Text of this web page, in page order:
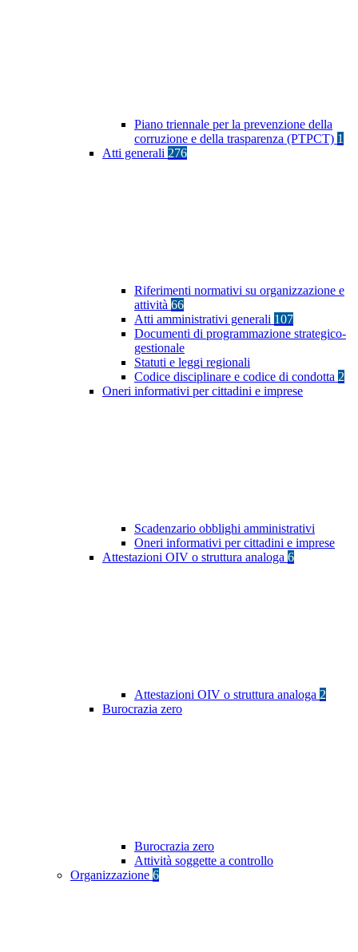
Piano triennale per la prevenzione della
corruzione e della trasparenza (PTPCT) 1
Atti generali 276
Riferimenti normativi su organizzazione e
attività 66
Atti amministrativi generali 107
Documenti di programmazione strategico-
gestionale
Statuti e leggi regionali
Codice disciplinare e codice di condotta 2
Oneri informativi per cittadini e imprese
Scadenzario obblighi amministrativi
Oneri informativi per cittadini e imprese
Attestazioni OIV o struttura analoga 6
Attestazioni OIV o struttura analoga 2
Burocrazia zero
Burocrazia zero
Attività soggette a controllo
Organizzazione 6